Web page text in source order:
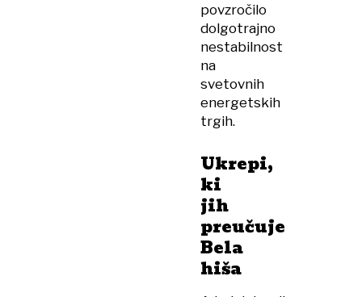
povzročilo
dolgotrajno
nestabilnost
na
svetovnih
energetskih
trgih.
Ukrepi,
ki
jih
preučuje
Bela
hiša